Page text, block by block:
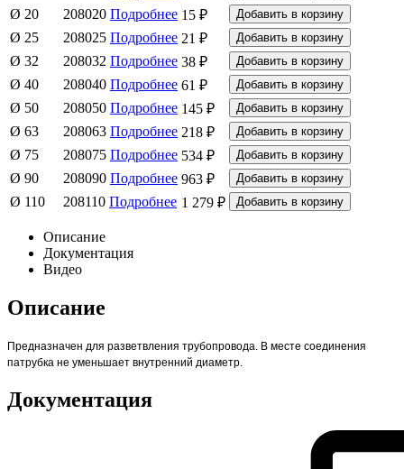
Ø 20
208020 Подробнее 15 ₽
Ø 25
208025 Подробнее 21 ₽
Ø 32
208032 Подробнее 38 ₽
Ø 40
208040 Подробнее 61 ₽
Ø 50
208050 Подробнее 145 ₽
Ø 63
208063 Подробнее 218 ₽
Ø 75
208075 Подробнее 534 ₽
Ø 90
208090 Подробнее 963 ₽
Ø 110
208110 Подробнее 1 279 ₽
Описание
Документация
Видео
Описание
Предназначен для разветвления трубопровода. В месте соединения
патрубка не уменьшает внутренний диаметр.
Документация